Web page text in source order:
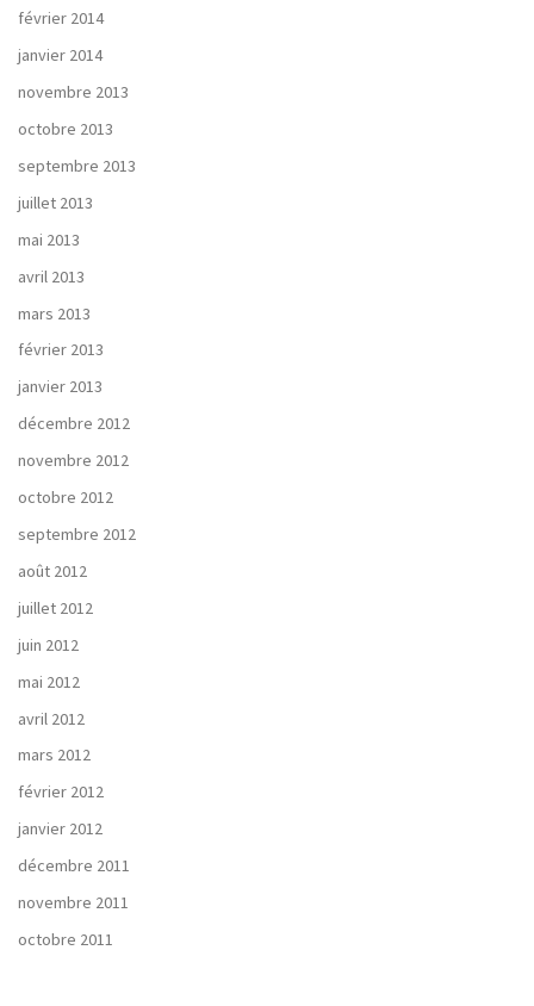
février 2014
janvier 2014
novembre 2013
octobre 2013
septembre 2013
juillet 2013
mai 2013
avril 2013
mars 2013
février 2013
janvier 2013
décembre 2012
novembre 2012
octobre 2012
septembre 2012
août 2012
juillet 2012
juin 2012
mai 2012
avril 2012
mars 2012
février 2012
janvier 2012
décembre 2011
novembre 2011
octobre 2011